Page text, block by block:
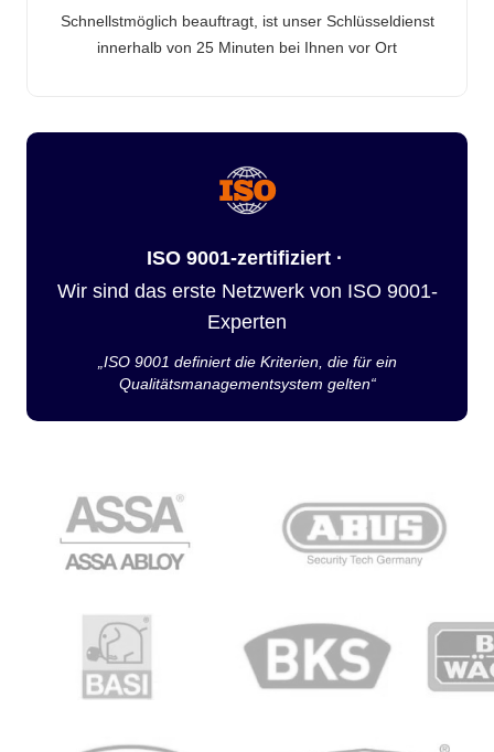
Schnellstmöglich beauftragt, ist unser Schlüsseldienst
innerhalb von 25 Minuten bei Ihnen vor Ort
ISO 9001-zertifiziert ·
Wir sind das erste Netzwerk von ISO 9001-
Experten
„ISO 9001 definiert die Kriterien, die für ein
Qualitätsmanagementsystem gelten“